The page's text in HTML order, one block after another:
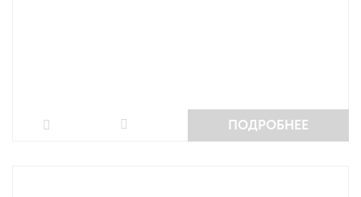
ПОДРОБНЕЕ